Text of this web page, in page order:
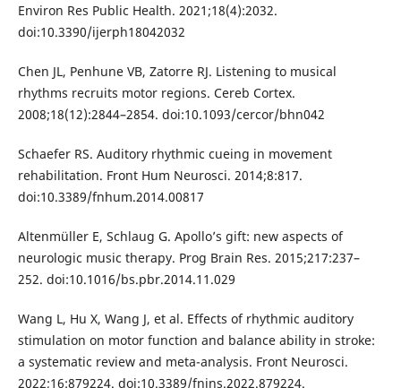
Environ Res Public Health. 2021;18(4):2032.
doi:10.3390/ijerph18042032
Chen JL, Penhune VB, Zatorre RJ. Listening to musical
rhythms recruits motor regions. Cereb Cortex.
2008;18(12):2844–2854. doi:10.1093/cercor/bhn042
Schaefer RS. Auditory rhythmic cueing in movement
rehabilitation. Front Hum Neurosci. 2014;8:817.
doi:10.3389/fnhum.2014.00817
Altenmüller E, Schlaug G. Apollo’s gift: new aspects of
neurologic music therapy. Prog Brain Res. 2015;217:237–
252. doi:10.1016/bs.pbr.2014.11.029
Wang L, Hu X, Wang J, et al. Effects of rhythmic auditory
stimulation on motor function and balance ability in stroke:
a systematic review and meta-analysis. Front Neurosci.
2022;16:879224. doi:10.3389/fnins.2022.879224.